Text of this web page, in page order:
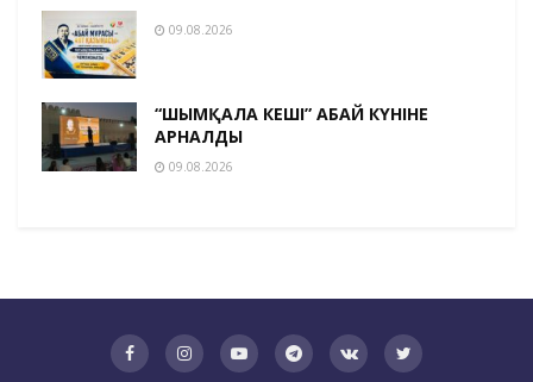
09.08.2026
“ШЫМҚАЛА КЕШІ” АБАЙ КҮНІНЕ
АРНАЛДЫ
09.08.2026